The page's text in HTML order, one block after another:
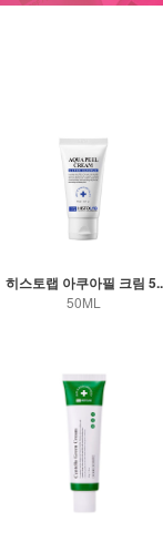
히스토랩 아쿠아필 크림 5..
50ML